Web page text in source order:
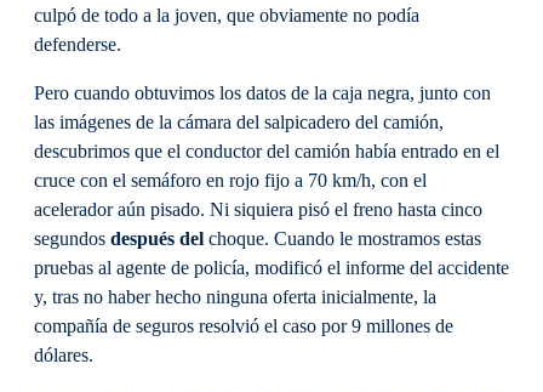
culpó de todo a la joven, que obviamente no podía
defenderse.
Pero cuando obtuvimos los datos de la caja negra, junto con
las imágenes de la cámara del salpicadero del camión,
descubrimos que el conductor del camión había entrado en el
cruce con el semáforo en rojo fijo a 70 km/h, con el
acelerador aún pisado. Ni siquiera pisó el freno hasta cinco
segundos después del choque. Cuando le mostramos estas
pruebas al agente de policía, modificó el informe del accidente
y, tras no haber hecho ninguna oferta inicialmente, la
compañía de seguros resolvió el caso por 9 millones de
dólares.